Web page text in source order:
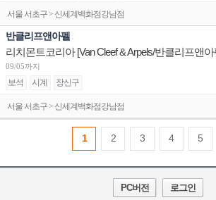
서울 서초구 > 신세계백화점강남점
반클리프앤아펠
09/05까지
보석 시계 장신구
서울 서초구 > 신세계백화점강남점
1 2 3 4 5
PC버전 로그인